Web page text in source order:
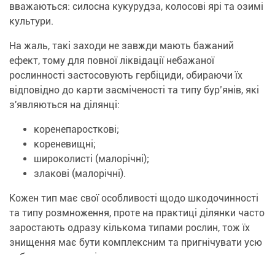
вважаються: силосна кукурудза, колосові ярі та озимі
культури.
На жаль, такі заходи не завжди мають бажаний
ефект, тому для повної ліквідації небажаної
рослинності застосовують гербіциди, обираючи їх
відповідно до карти засміченості та типу бур’янів, які
з'являються на ділянці:
коренепаросткові;
кореневищні;
широколисті (малорічні);
злакові (малорічні).
Кожен тип має свої особливості щодо шкодочинності
та типу розмноження, проте на практиці ділянки часто
заростають одразу кількома типами рослин, тож їх
знищення має бути комплексним та пригнічувати усю